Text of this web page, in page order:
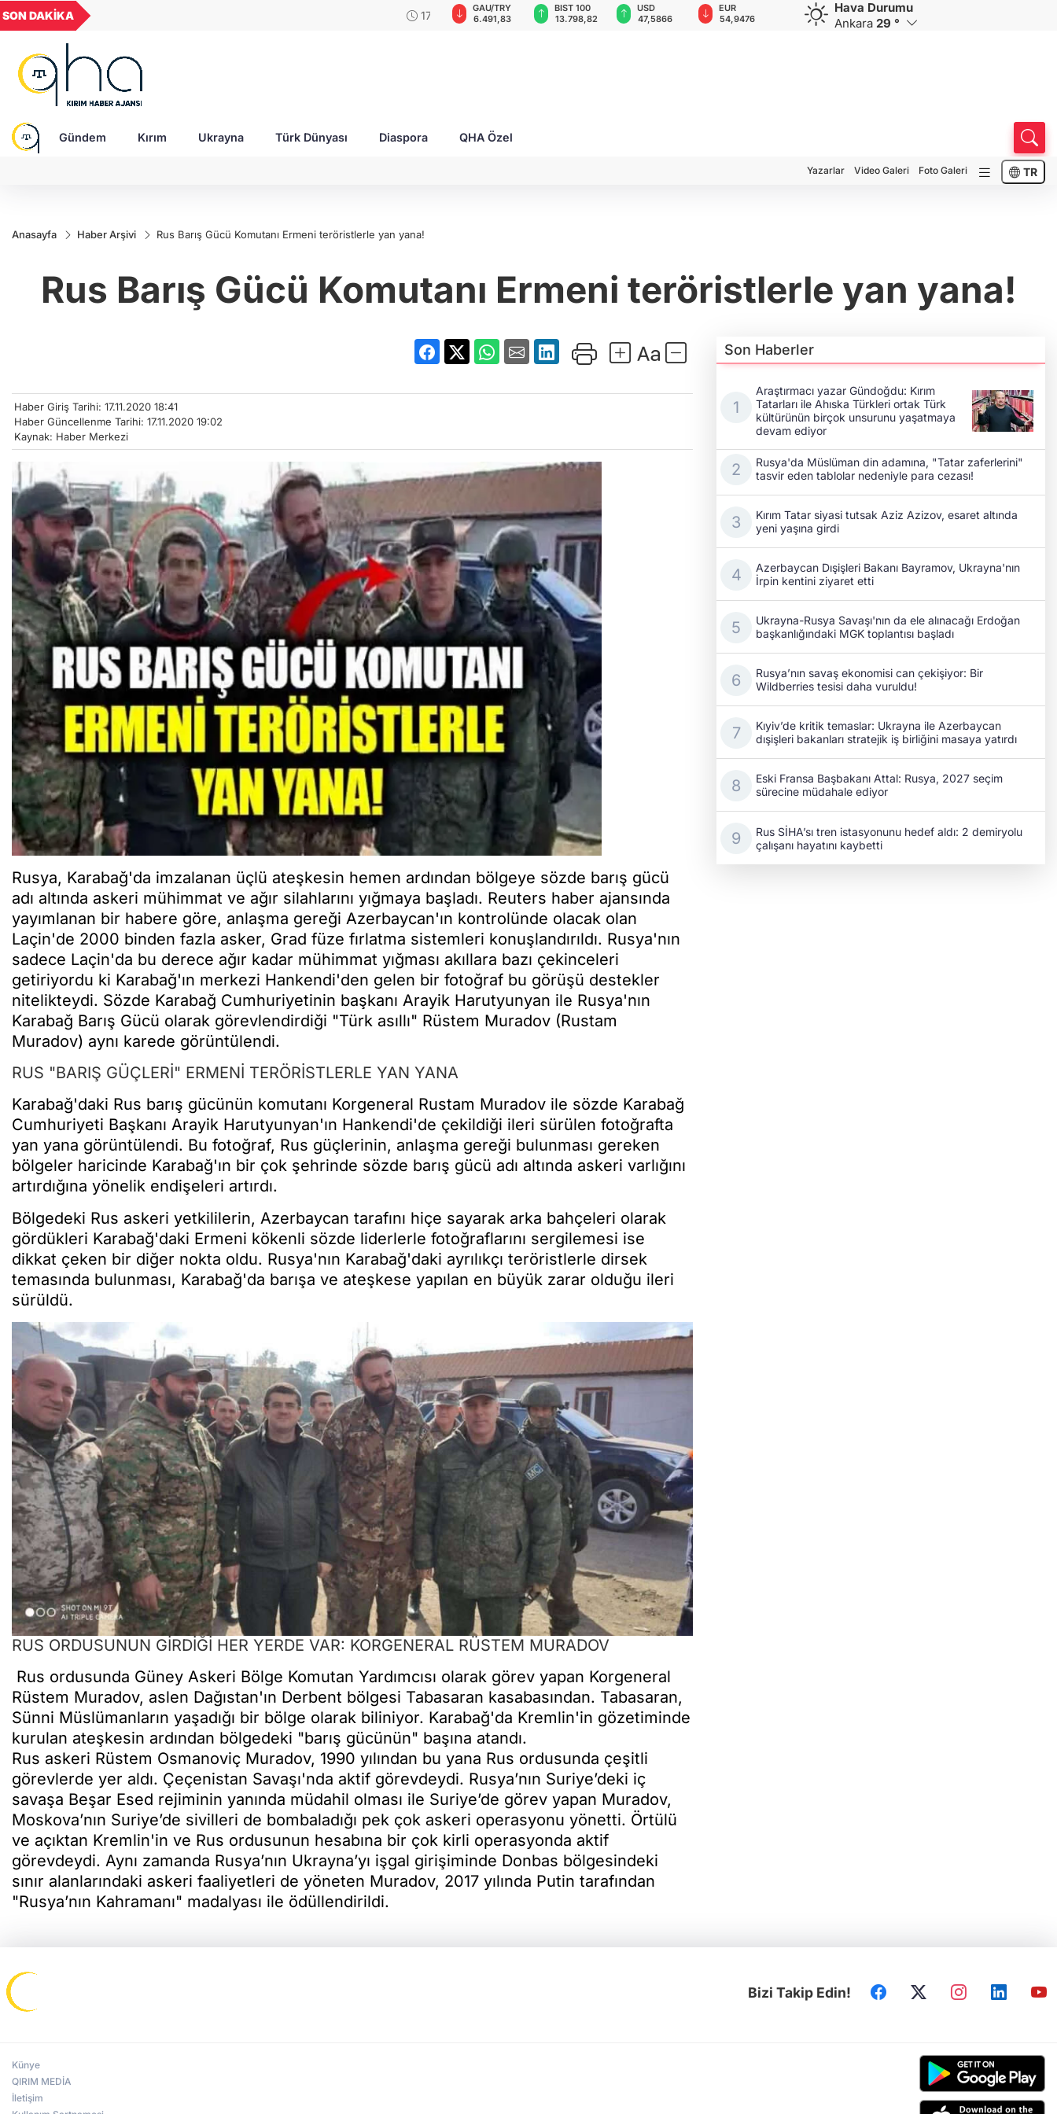
SON DAKİKA
17:58 - Rusya'da Müslüman din adamına, "Tatar zaferlerini"
GEL
18,1976
GAU/TRY
6.491,83
BIST 100
13.798,82
USD
47,5866
EUR
54,9476
GBP
64,1651
CHF
58,5580
CAD
33,9251
Hava Durumu
Ankara 29 °
Gündem Kırım Ukrayna Türk Dünyası Diaspora QHA Özel
Yazarlar Video Galeri Foto Galeri TR
Anasayfa Haber Arşivi Rus Barış Gücü Komutanı Ermeni teröristlerle yan yana!
Rus Barış Gücü Komutanı Ermeni teröristlerle yan yana!
Haber Giriş Tarihi: 17.11.2020 18:41
Haber Güncellenme Tarihi: 17.11.2020 19:02
Kaynak: Haber Merkezi
Rusya, Karabağ'da imzalanan üçlü ateşkesin hemen ardından bölgeye sözde barış gücü
adı altında askeri mühimmat ve ağır silahlarını yığmaya başladı. Reuters haber ajansında
yayımlanan bir habere göre, anlaşma gereği Azerbaycan'ın kontrolünde olacak olan
Laçin'de 2000 binden fazla asker, Grad füze fırlatma sistemleri konuşlandırıldı. Rusya'nın
sadece Laçin'da bu derece ağır kadar mühimmat yığması akıllara bazı çekinceleri
getiriyordu ki Karabağ'ın merkezi Hankendi'den gelen bir fotoğraf bu görüşü destekler
nitelikteydi. Sözde Karabağ Cumhuriyetinin başkanı Arayik Harutyunyan ile Rusya'nın
Karabağ Barış Gücü olarak görevlendirdiği "Türk asıllı" Rüstem Muradov (Rustam
Muradov) aynı karede görüntülendi.
RUS "BARIŞ GÜÇLERİ" ERMENİ TERÖRİSTLERLE YAN YANA
Karabağ'daki Rus barış gücünün komutanı Korgeneral Rustam Muradov ile sözde Karabağ
Cumhuriyeti Başkanı Arayik Harutyunyan'ın Hankendi'de çekildiği ileri sürülen fotoğrafta
yan yana görüntülendi. Bu fotoğraf, Rus güçlerinin, anlaşma gereği bulunması gereken
bölgeler haricinde Karabağ'ın bir çok şehrinde sözde barış gücü adı altında askeri varlığını
artırdığına yönelik endişeleri artırdı.
Bölgedeki Rus askeri yetkililerin, Azerbaycan tarafını hiçe sayarak arka bahçeleri olarak
gördükleri Karabağ'daki Ermeni kökenli sözde liderlerle fotoğraflarını sergilemesi ise
dikkat çeken bir diğer nokta oldu. Rusya'nın Karabağ'daki ayrılıkçı teröristlerle dirsek
temasında bulunması, Karabağ'da barışa ve ateşkese yapılan en büyük zarar olduğu ileri
sürüldü.
RUS ORDUSUNUN GİRDİĞİ HER YERDE VAR: KORGENERAL RÜSTEM MURADOV
Rus ordusunda Güney Askeri Bölge Komutan Yardımcısı olarak görev yapan Korgeneral
Rüstem Muradov, aslen Dağıstan'ın Derbent bölgesi Tabasaran kasabasından. Tabasaran,
Sünni Müslümanların yaşadığı bir bölge olarak biliniyor. Karabağ'da Kremlin'in gözetiminde
kurulan ateşkesin ardından bölgedeki "barış gücünün" başına atandı.
Rus askeri Rüstem Osmanoviç Muradov, 1990 yılından bu yana Rus ordusunda çeşitli
görevlerde yer aldı. Çeçenistan Savaşı'nda aktif görevdeydi. Rusya’nın Suriye’deki iç
savaşa Beşar Esed rejiminin yanında müdahil olması ile Suriye’de görev yapan Muradov,
Moskova’nın Suriye’de sivilleri de bombaladığı pek çok askeri operasyonu yönetti. Örtülü
ve açıktan Kremlin'in ve Rus ordusunun hesabına bir çok kirli operasyonda aktif
görevdeydi. Aynı zamanda Rusya’nın Ukrayna’yı işgal girişiminde Donbas bölgesindeki
sınır alanlarındaki askeri faaliyetleri de yöneten Muradov, 2017 yılında Putin tarafından
"Rusya’nın Kahramanı" madalyası ile ödüllendirildi.
Son Haberler
Araştırmacı yazar Gündoğdu: Kırım
Tatarları ile Ahıska Türkleri ortak Türk
kültürünün birçok unsurunu yaşatmaya
devam ediyor
Rusya'da Müslüman din adamına, "Tatar zaferlerini"
tasvir eden tablolar nedeniyle para cezası!
Kırım Tatar siyasi tutsak Aziz Azizov, esaret altında
yeni yaşına girdi
Azerbaycan Dışişleri Bakanı Bayramov, Ukrayna'nın
İrpin kentini ziyaret etti
Ukrayna-Rusya Savaşı'nın da ele alınacağı Erdoğan
başkanlığındaki MGK toplantısı başladı
Rusya’nın savaş ekonomisi can çekişiyor: Bir
Wildberries tesisi daha vuruldu!
Kıyiv’de kritik temaslar: Ukrayna ile Azerbaycan
dışişleri bakanları stratejik iş birliğini masaya yatırdı
Eski Fransa Başbakanı Attal: Rusya, 2027 seçim
sürecine müdahale ediyor
Rus SİHA’sı tren istasyonunu hedef aldı: 2 demiryolu
çalışanı hayatını kaybetti
Bizi Takip Edin!
Künye
QIRIM MEDİA
İletişim